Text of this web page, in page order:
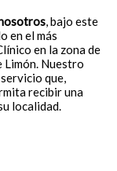
, bajo este
en el más
en la zona de
Limón. Nuestro
que,
recibir una
localidad.